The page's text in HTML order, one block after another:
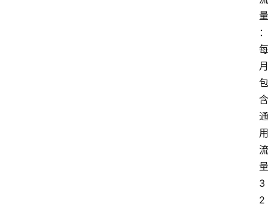
量
：
每
月
包
含
通
用
流
量
3
2